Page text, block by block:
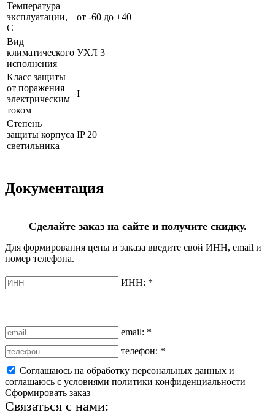
Температура
эксплуатации,
С
от -60 до +40
Вид
климатического
исполнения
УХЛ 3
Класс защиты
от поражения
электрическим
током
I
Степень
защиты корпуса
светильника
IP 20
Документация
Сделайте заказ на сайте и получите скидку.
Для формирования цены и заказа введите свой ИНН, email и
номер телефона.
ИНН: *
email: *
телефон: *
Соглашаюсь на обработку персональных данных и
соглашаюсь с условиями политики конфиденциальности
Сформировать заказ
Связаться с нами: